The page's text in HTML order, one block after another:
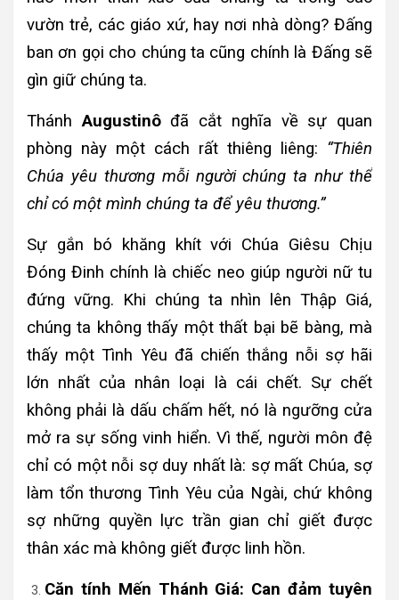
vườn trẻ, các giáo xứ, hay nơi nhà dòng? Đấng
ban ơn gọi cho chúng ta cũng chính là Đấng sẽ
gìn giữ chúng ta.
ThánhAugustinôđã cắt nghĩa về sự quan
phòng này một cách rất thiêng liêng: “Thiên
Chúa yêu thương mỗi người chúng ta như thể
chỉ có một mình chúng ta để yêu thương.”
Sự gắn bó khăng khít với Chúa Giêsu Chịu
Đóng Đinh chính là chiếc neo giúp người nữ tu
đứng vững. Khi chúng ta nhìn lên Thập Giá,
chúng ta không thấy một thất bại bẽ bàng, mà
thấy một Tình Yêu đã chiến thắng nỗi sợ hãi
lớn nhất của nhân loại là cái chết. Sự chết
không phải là dấu chấm hết, nó là ngưỡng cửa
mở ra sự sống vinh hiển. Vì thế, người môn đệ
chỉ có một nỗi sợ duy nhất là: sợ mất Chúa, sợ
làm tổn thương Tình Yêu của Ngài, chứ không
sợ những quyền lực trần gian chỉ giết được
thân xác mà không giết được linh hồn.
Căn tính Mến Thánh Giá: Can đảm tuyên